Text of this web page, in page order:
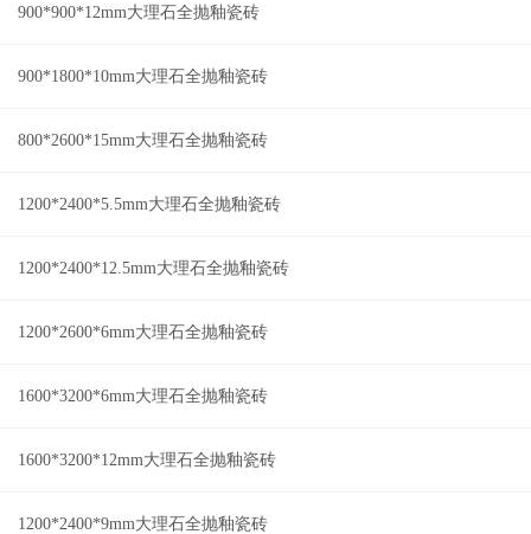
900*900*12mm大理石全抛釉瓷砖
900*1800*10mm大理石全抛釉瓷砖
800*2600*15mm大理石全抛釉瓷砖
1200*2400*5.5mm大理石全抛釉瓷砖
1200*2400*12.5mm大理石全抛釉瓷砖
1200*2600*6mm大理石全抛釉瓷砖
1600*3200*6mm大理石全抛釉瓷砖
1600*3200*12mm大理石全抛釉瓷砖
1200*2400*9mm大理石全抛釉瓷砖